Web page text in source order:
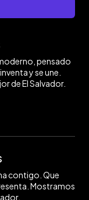
pensado
y se une.
de El Salvador.
contigo. Que
Mostramos